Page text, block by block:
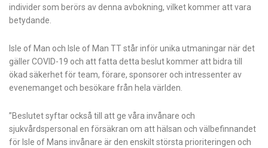
individer som berörs av denna avbokning, vilket kommer att vara
betydande.
Isle of Man och Isle of Man TT står inför unika utmaningar när det
gäller COVID-19 och att fatta detta beslut kommer att bidra till
ökad säkerhet för team, förare, sponsorer och intressenter av
evenemanget och besökare från hela världen.
”Beslutet syftar också till att ge våra invånare och
sjukvårdspersonal en försäkran om att hälsan och välbefinnandet
för Isle of Mans invånare är den enskilt största prioriteringen och